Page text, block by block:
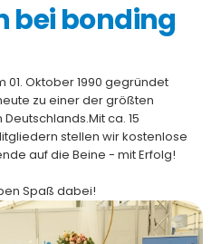
bei bonding
01. Oktober 1990 gegründet
zu einer der größten
ca. 15
stellen wir kostenlose
auf die Beine - mit Erfolg!
Spaß dabei!